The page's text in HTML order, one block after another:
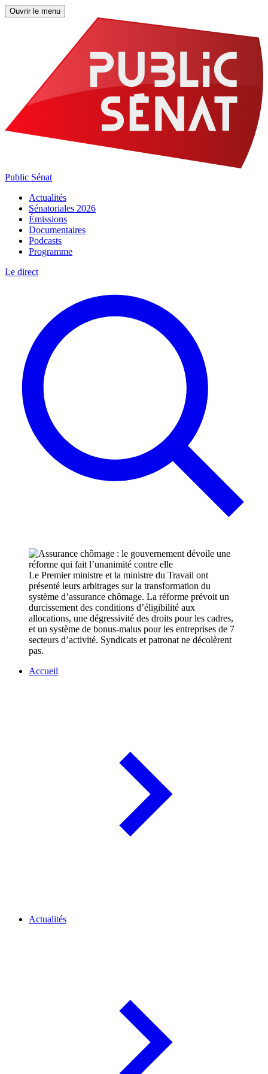
Ouvrir le menu
Public Sénat
Actualités
Sénatoriales 2026
Émissions
Documentaires
Podcasts
Programme
Le direct
Le Premier ministre et la ministre du Travail ont
présenté leurs arbitrages sur la transformation du
système d’assurance chômage. La réforme prévoit un
durcissement des conditions d’éligibilité aux
allocations, une dégressivité des droits pour les cadres,
et un système de bonus-malus pour les entreprises de 7
secteurs d’activité. Syndicats et patronat ne décolèrent
pas.
Accueil
Actualités